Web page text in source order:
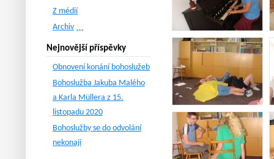
Z médií
Archiv
Nejnovější příspěvky
Obnovení konání bohoslužeb
Bohoslužba Jakuba Malého
a Karla Müllera z 15.
listopadu 2020
Bohoslužby se do odvolání
nekonají